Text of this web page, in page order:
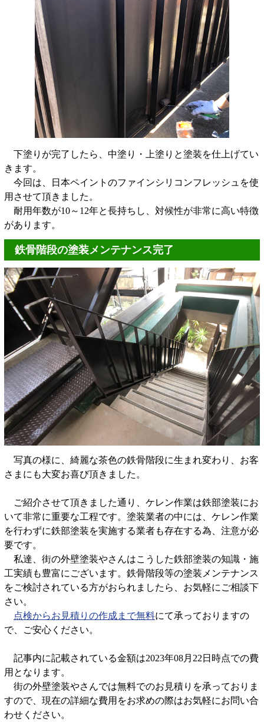
下塗りが完了したら、中塗り・上塗りと塗装を仕上げてい
きます。
今回は、日本ペイントのファインシリコンフレッシュを使
用させて頂きました。
耐用年数が10～12年と長持ちし、対候性が非常に高い特徴
があります。
鉄骨階段の塗装メンテナンス完了
写真の様に、綺麗な茶色の鉄骨階段に生まれ変わり、お客
さまにも大変お喜び頂きました。
ご紹介させて頂きました通り、ケレン作業は鉄部塗装にお
いて非常に重要な工程です。塗装業者の中には、ケレン作業
を行わずに鉄部塗装を実施する業者も存在する為、注意が必
要です。
私達、街の外壁塗装やさんはこうした鉄部塗装の知識・施
工実績も豊富にございます。鉄骨階段等の塗装メンテナンス
をご検討されている方がおられましたら、お気軽にご相談下
さい。
点検からお見積りの作成まで無料にて承っておりますの
で、ご安心ください。
記事内に記載されている金額は2023年08月22日時点での費
用となります。
街の外壁塗装やさんでは無料でのお見積りを承っておりま
すので、現在の詳細な費用をお求めの際はお気軽にお問い合
わせください。